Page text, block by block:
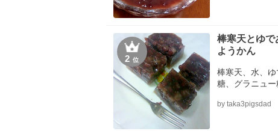
2位
棒寒天とゆで
ようかん
棒寒天、水、
糖、グラニュー
by taka3pigsdad